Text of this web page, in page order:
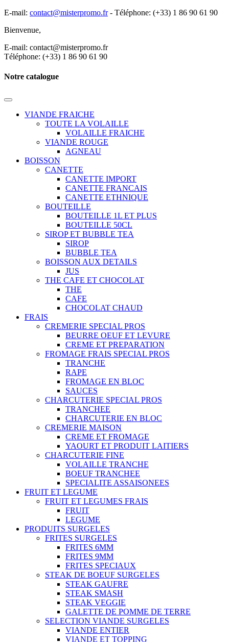
E-mail: contact@misterpromo.fr- Téléphone: (+33) 1 86 90 61 90
Bienvenue,
E-mail: contact@misterpromo.fr
Téléphone: (+33) 1 86 90 61 90
Notre catalogue
VIANDE FRAICHE
TOUTE LA VOLAILLE
VOLAILLE FRAICHE
VIANDE ROUGE
AGNEAU
BOISSON
CANETTE
CANETTE IMPORT
CANETTE FRANCAIS
CANETTE ETHNIQUE
BOUTEILLE
BOUTEILLE 1L ET PLUS
BOUTEILLE 50CL
SIROP ET BUBBLE TEA
SIROP
BUBBLE TEA
BOISSON AUX DETAILS
JUS
THE CAFE ET CHOCOLAT
THE
CAFE
CHOCOLAT CHAUD
FRAIS
CREMERIE SPECIAL PROS
BEURRE OEUF ET LEVURE
CREME ET PREPARATION
FROMAGE FRAIS SPECIAL PROS
TRANCHE
RAPE
FROMAGE EN BLOC
SAUCES
CHARCUTERIE SPECIAL PROS
TRANCHEE
CHARCUTERIE EN BLOC
CREMERIE MAISON
CREME ET FROMAGE
YAOURT ET PRODUIT LAITIERS
CHARCUTERIE FINE
VOLAILLE TRANCHE
BOEUF TRANCHEE
SPECIALITE ASSAISONEES
FRUIT ET LEGUME
FRUIT ET LEGUMES FRAIS
FRUIT
LEGUME
PRODUITS SURGELES
FRITES SURGELES
FRITES 6MM
FRITES 9MM
FRITES SPECIAUX
STEAK DE BOEUF SURGELES
STEAK GAUFRE
STEAK SMASH
STEAK VEGGIE
GALETTE DE POMME DE TERRE
SELECTION VIANDE SURGELES
VIANDE ENTIER
VIANDE ET TOPPING